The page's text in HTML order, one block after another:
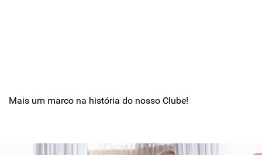
Mais um marco na história do nosso Clube!